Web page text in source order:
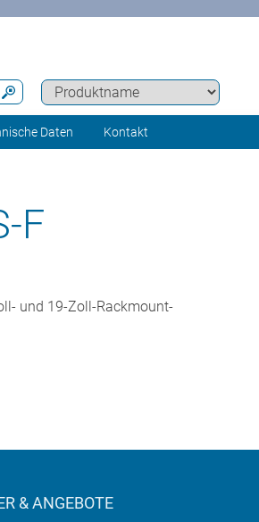
Daten Kontakt
F
und 19-Zoll-Rackmount-
& ANGEBOTE